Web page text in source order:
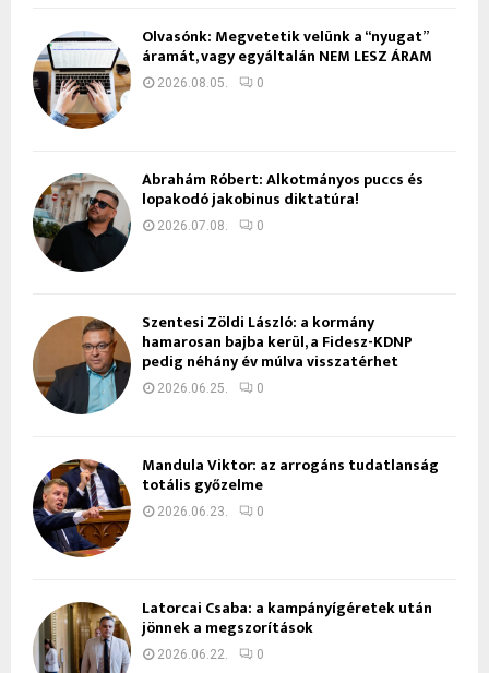
Olvasónk: Megvetetik velünk a “nyugat”
áramát, vagy egyáltalán NEM LESZ ÁRAM
2026.08.05. 0
Ábrahám Róbert: Alkotmányos puccs és
lopakodó jakobinus diktatúra!
2026.07.08. 0
Szentesi Zöldi László: a kormány
hamarosan bajba kerül, a Fidesz-KDNP
pedig néhány év múlva visszatérhet
2026.06.25. 0
Mandula Viktor: az arrogáns tudatlanság
totális győzelme
2026.06.23. 0
Latorcai Csaba: a kampányígéretek után
jönnek a megszorítások
2026.06.22. 0